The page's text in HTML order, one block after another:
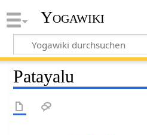
Yogawiki
Patayalu